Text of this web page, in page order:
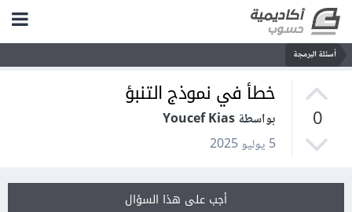
أسئلة البرمجة
0
خطأ في نموذج التنبؤ
بواسطة Youcef Kias
5 يوليو 2025
أجب على هذا السؤال